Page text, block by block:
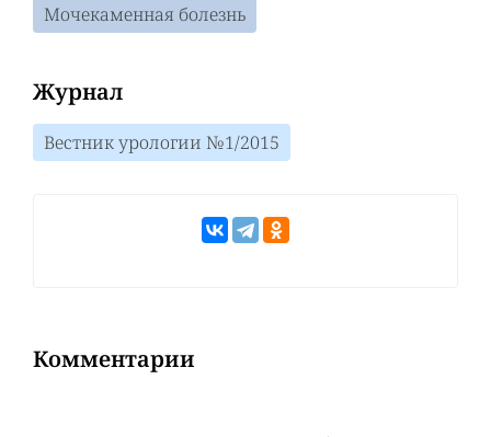
Мочекаменная болезнь
Журнал
Вестник урологии №1/2015
Комментарии